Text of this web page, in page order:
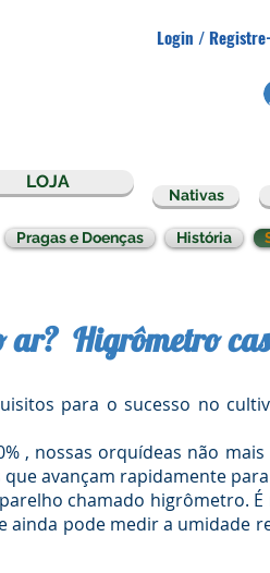
Login /
LOJA
Nativas
Pragas e Doenças História
ar? Higrômetro
para o sucesso no
nossas orquídeas não mais
avançam rapidamente
chamado higrômetro. É
ainda pode medir a umidade